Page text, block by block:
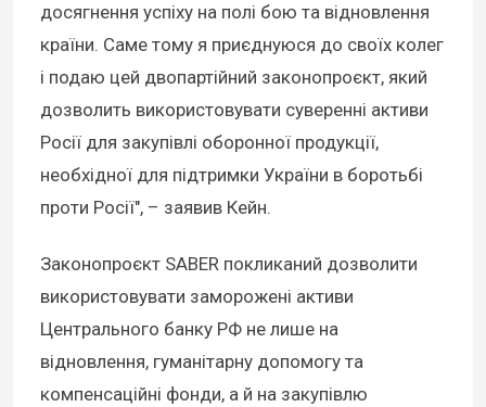
досягнення успіху на полі бою та відновлення
країни. Саме тому я приєднуюся до своїх колег
і подаю цей двопартійний законопроєкт, який
дозволить використовувати суверенні активи
Росії для закупівлі оборонної продукції,
необхідної для підтримки України в боротьбі
проти Росії", – заявив Кейн.
Законопроєкт SABER покликаний дозволити
використовувати заморожені активи
Центрального банку РФ не лише на
відновлення, гуманітарну допомогу та
компенсаційні фонди, а й на закупівлю